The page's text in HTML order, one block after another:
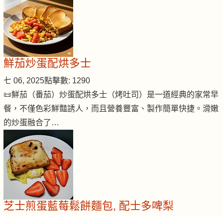
鮮茄炒蛋配烘多士
七 06, 2025點擊數: 1290
📜鮮茄（番茄）炒蛋配烘多士（烤吐司）是一道經典的家常早
餐，不僅色彩鮮豔誘人，而且營養豐富、製作簡單快捷。滑嫩
的炒蛋融合了…
芝士煎蛋藍莓鬆餅麵包, 配士多啤梨